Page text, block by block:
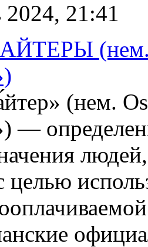
2024, 21:41
(нем.
(нем.
—